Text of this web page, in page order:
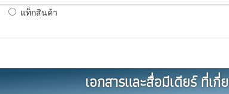
แท็กสินค้า
เอกสารและสื่อมีเดียร์ ที่เ